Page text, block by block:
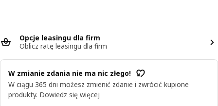
Opcje leasingu dla firm
Oblicz ratę leasingu dla firm
W zmianie zdania nie ma nic złego!
W ciągu 365 dni możesz zmienić zdanie i zwrócić kupione
produkty. Dowiedz się więcej